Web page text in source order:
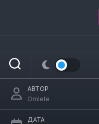
Как он увидел
АВТОР
Omlete
ДАТА